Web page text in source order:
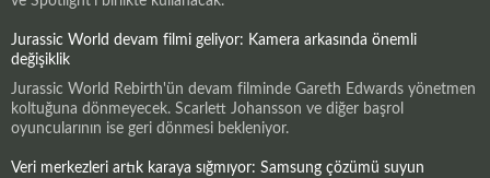
Jurassic World devam filmi geliyor: Kamera arkasında önemli
değişiklik
Jurassic World Rebirth'ün devam filminde Gareth Edwards yönetmen
koltuğuna dönmeyecek. Scarlett Johansson ve diğer başrol
oyuncularının ise geri dönmesi bekleniyor.
Veri merkezleri artık karaya sığmıyor: Samsung çözümü suyun